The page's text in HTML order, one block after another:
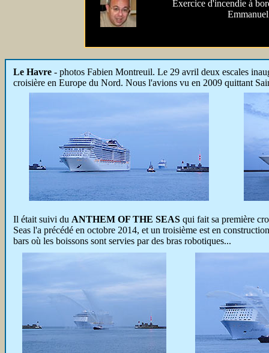
Exercice d'incendie à
Le Havre - photos Fabien Montreuil. Le 29 avril deux escales
croisière en Europe du Nord. Nous l'avions vu en 2009 quittant
Il était suivi du ANTHEM OF THE SEAS qui fait sa première
Seas l'a précédé en octobre 2014, et un troisième est en
bars où les boissons sont servies par des bras robotiques...